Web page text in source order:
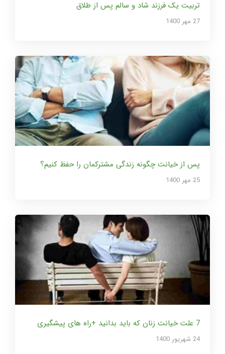
تربیت یک فرزند شاد و سالم پس از طلاق
27 مهر 1400
پس از خیانت چگونه زندگی مشترکمان را حفظ کنیم؟
25 مهر 1400
7 علت خیانت زنان که باید بدانید +راه های پیشگیری
24 شهریور 1400